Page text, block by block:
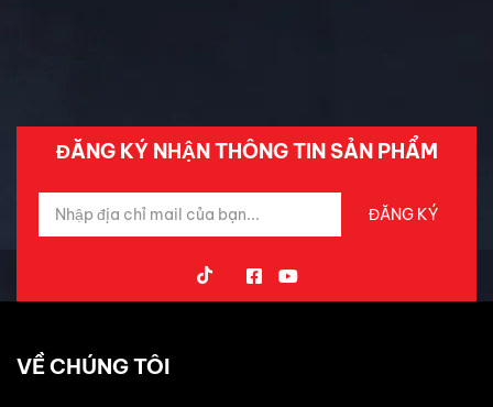
ĐĂNG KÝ NHẬN THÔNG TIN SẢN PHẨM
VỀ CHÚNG TÔI